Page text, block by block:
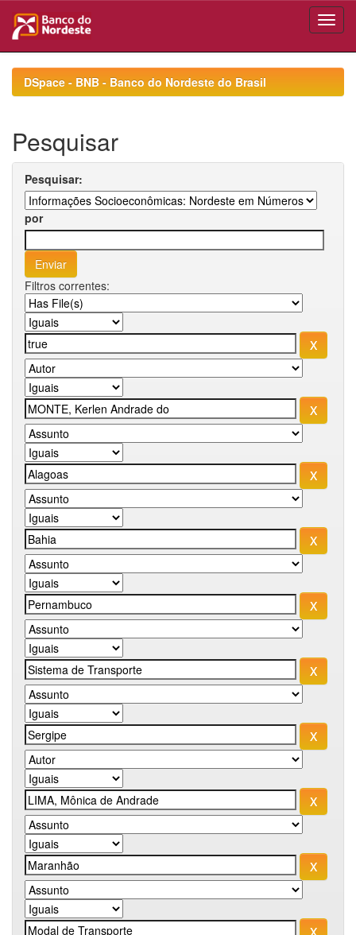
navigationDSpace - BNB - Banco do Nordeste do Brasil
Pesquisar
Pesquisar:
por
Filtros correntes: